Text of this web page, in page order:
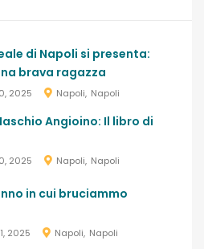
di Napoli si presenta:
brava ragazza
2025 Napoli Napoli
Angioino: Il libro di
2025 Napoli Napoli
in cui bruciammo
2025 Napoli Napoli